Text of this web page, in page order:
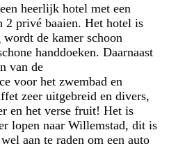
heerlijk hotel met een
2 privé baaien. Het hotel is
de kamer schoon
handdoeken. Daarnaast
van de
voor het zwembad en
zeer uitgebreid en divers,
en het verse fruit! Het is
lopen naar Willemstad, dit is
aan te raden om een auto